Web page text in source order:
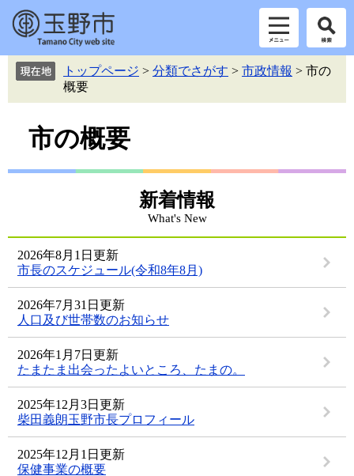
トップページ > 分類でさがす > 市政情報 > 市の
概要
市の概要
新着情報
What's New
2026年8月1日更新
市長のスケジュール(令和8年8月)
2026年7月31日更新
人口及び世帯数のお知らせ
2026年1月7日更新
たまたま出会ったよいところ、たまの。
2025年12月3日更新
柴田義朗玉野市長プロフィール
2025年12月1日更新
保健事業の概要